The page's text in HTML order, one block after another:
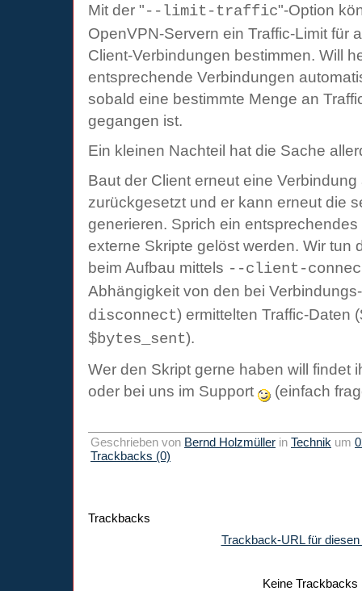
Mit der "--limit-traffic"-Option
OpenVPN-Servern ein Traffic-Limit für
Client-Verbindungen bestimmen. Will
entsprechende Verbindungen
sobald eine bestimmte Menge an
gegangen ist.
Ein kleinen Nachteil hat die Sache
Baut der Client erneut eine
zurückgesetzt und er kann erneut die
generieren. Sprich ein entsprechendes
externe Skripte gelöst werden. Wir tun
beim Aufbau mittels --client-
Abhängigkeit von den bei
disconnect) ermittelten Traffic-Daten (
$bytes_sent).
Wer den Skript gerne haben will findet
oder bei uns im Support
(einfach
Geschrieben von Bernd Holzmüller in Technik um
Trackbacks (0)
Trackbacks
Trackback-URL für diesen
Keine Trackbacks